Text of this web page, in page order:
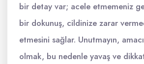
bir detay var; acele etmemeniz
bir dokunuş, cildinize zarar
etmesini sağlar. Unutmayın,
olmak, bu nedenle yavaş ve